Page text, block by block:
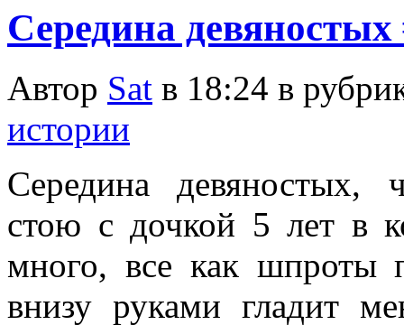
Середина девяностых
Автор Sat в 18:24 в
истории
Середина девяностых,
стою с дочкой 5 лет в
много, все как шпроты
внизу руками гладит